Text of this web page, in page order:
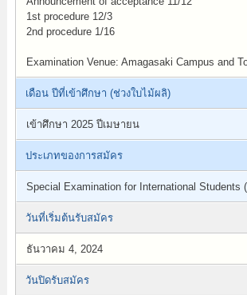
1st procedure 12/3
2nd procedure 1/16
Examination Venue: Amagasaki Campus and
เดือน ปีที่เข้าศึกษา (ช่วงใบไม้ผลิ)
เข้าศึกษา 2025 ปีเมษายน
ประเภทของการสมัคร
Special Examination for International Students
วันที่เริ่มต้นรับสมัคร
ธันวาคม 4, 2024
วันปิดรับสมัคร